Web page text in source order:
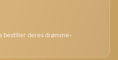
bestiller deres drømme-